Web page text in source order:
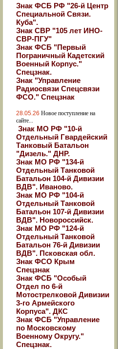
Знак ФСБ РФ "26-й Центр
Специальной Связи.
Куба".
Знак СВР "105 лет ИНО-
СВР-ПГУ"
Знак ФСБ "Первый
Пограничный Кадетский
Военный Корпус."
Спецзнак.
Знак "Управление
Радиосвязи Спецсвязи
ФСО." Спецзнак
28.05.26 Новое поступление на
сайте...
Знак МО РФ "10-й
Отдельный Гвардейский
Танковый Батальон
"Дизель." ДНР.
Знак МО РФ "134-й
Отдельный Танковой
Батальон 104-й Дивизии
ВДВ". Иваново.
Знак МО РФ "104-й
Отдельный Танковой
Батальон 107-й Дивизии
ВДВ". Новороссийск.
Знак МО РФ "124-й
Отдельный Танковой
Батальон 76-й Дивизии
ВДВ". Псковская обл.
Знак ФСО Крым
Спецзнак
Знак ФСБ "Особый
Отдел по 6-й
Мотострелковой Дивизии
3-го Армейского
Корпуса". ДКС
Знак ФСБ "Управление
по Московскому
Военному Округу."
Спецзнак.